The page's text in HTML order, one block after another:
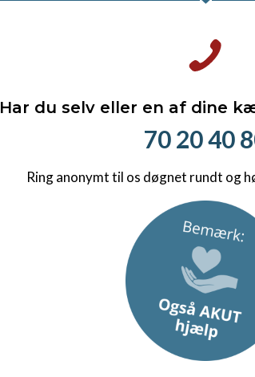
Har du selv eller en af dine
70 20 40
Ring anonymt til os døgnet rundt og